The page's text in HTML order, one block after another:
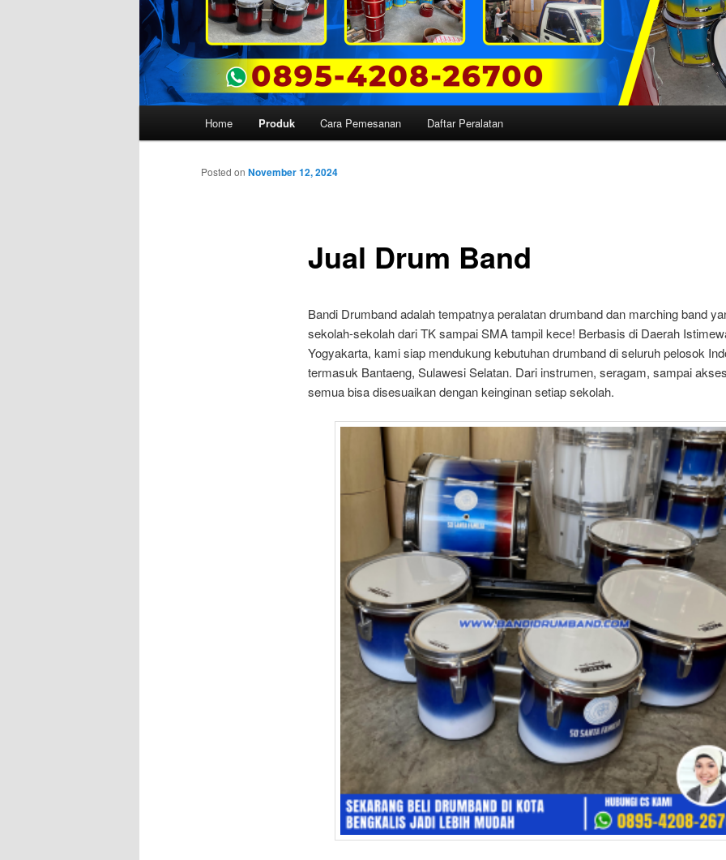
Home Produk Cara Pemesanan Daftar Peralatan
Jual Drum Band
Posted on November 12, 2024
Bandi Drumband adalah tempatnya peralatan drumband dan marching band
sekolah-sekolah dari TK sampai SMA tampil kece! Berbasis di Daerah
Yogyakarta, kami siap mendukung kebutuhan drumband di seluruh pelosok
termasuk Bantaeng, Sulawesi Selatan. Dari instrumen, seragam, sampai
semua bisa disesuaikan dengan keinginan setiap sekolah.